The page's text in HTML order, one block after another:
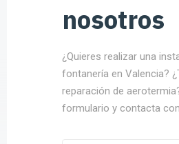
nosotros
¿Quieres realizar una
fontanería en Valencia?
reparación de
formulario y contacta